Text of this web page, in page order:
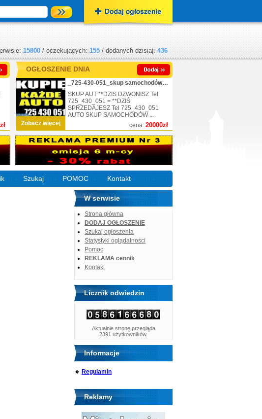
15800 / oczekujących: 155 / dodanych dzisiaj: 436
OGŁOSZENIE DNIA
Zobacz więcej cena: 20000zł
_725-430-051_skup samochodów_nr.1
SKUP AUT **DZIŚ DZWONISZ Tel
725_430_051 = **DZIŚ
SPRZEDAJESZ Tel 725_430_051
AUTO SKUP SAMOCHODÓW ...
Szukaj POMOC Kontakt
W serwisie
Strona główna
DODAJ OGŁOSZENIE
Szukaj ogłoszenia
Statystyki oglądalności
Pomoc
REKLAMA cennik
Kontakt
Licznik odwiedzin
Aktualnie stronę przegląda
2391 użytkowników.
Informacje
🔹 Regulamin
Reklamy